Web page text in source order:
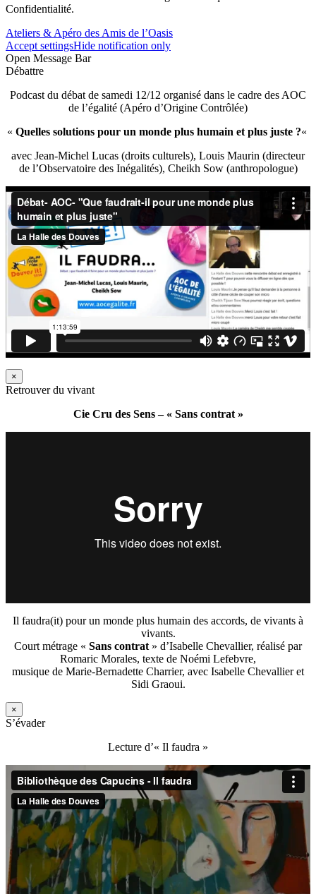
Confidentialité.
Ateliers & Apéro des Amis de l’Oasis
Accept settingsHide notification only
Open Message Bar
Débattre
Podcast du débat de samedi 12/12 organisé dans le cadre des AOC
de l’égalité (Apéro d’Origine Contrôlée)
« Quelles solutions pour un monde plus humain et plus juste ?«
avec Jean-Michel Lucas (droits culturels), Louis Maurin (directeur
de l’Observatoire des Inégalités), Cheikh Sow (anthropologue)
×
Retrouver du vivant
Cie Cru des Sens – « Sans contrat »
Il faudra(it) pour un monde plus humain des accords, de vivants à
vivants.
Court métrage « Sans contrat » d’Isabelle Chevallier, réalisé par
Romaric Morales, texte de Noémi Lefebvre,
musique de Marie-Bernadette Charrier, avec Isabelle Chevallier et
Sidi Graoui.
×
S’évader
Lecture d’« Il faudra »